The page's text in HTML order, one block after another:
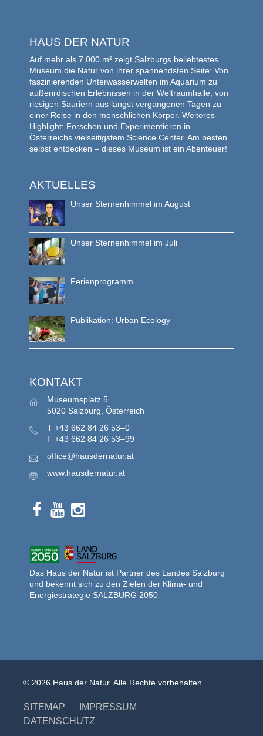
HAUS DER NATUR
Auf mehr als 7.000 m² zeigt Salzburgs beliebtestes
Museum die Natur von ihrer spannendsten Seite: Von
faszinierenden Unterwasserwelten im Aquarium zu
außerirdischen Erlebnissen in der Weltraumhalle, von
riesigen Sauriern aus längst vergangenen Tagen zu
einer Reise in den menschlichen Körper. Weiteres
Highlight: Forschen und Experimentieren in
Österreichs vielseitigstem Science Center. Am besten
selbst entdecken – dieses Museum ist ein Abenteuer!
AKTUELLES
Unser Sternenhimmel im August
Unser Sternenhimmel im Juli
Ferienprogramm
Publikation: Urban Ecology
KONTAKT
Museumsplatz 5
5020 Salzburg, Österreich
T +43 662 84 26 53–0
F +43 662 84 26 53–99
office@hausdernatur.at
www.hausdernatur.at
Das Haus der Natur ist Partner des Landes Salzburg
und bekennt sich zu den Zielen der Klima- und
Energiestrategie SALZBURG 2050
© 2026 Haus der Natur. Alle Rechte vorbehalten.
SITEMAP
IMPRESSUM
DATENSCHUTZ